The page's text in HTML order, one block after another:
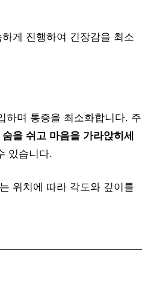
게 진행하여 긴장감을 최소
하며 통증을 최소화합니다. 주
숨을 쉬고 마음을 가라앉히세
있습니다.
위치에 따라 각도와 깊이를